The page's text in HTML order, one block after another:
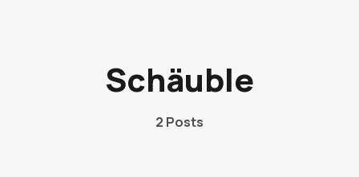
Über mich
Schäuble
2 Posts